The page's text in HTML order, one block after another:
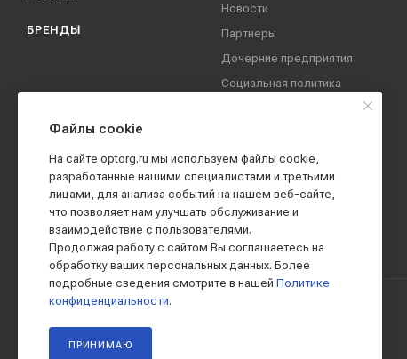
БРЕНДЫ
Новости
Партнеры
Дочерние предприятия
Социальная политика
Вакансии
Реквизиты
Контакты
Файлы cookie
На сайте optorg.ru мы используем файлы cookie,
разработанные нашими специалистами и третьими
лицами, для анализа событий на нашем веб-сайте,
что позволяет нам улучшать обслуживание и
взаимодействие с пользователями.
Продолжая работу с сайтом Вы соглашаетесь на
обработку ваших персональных данных. Более
подробные сведения смотрите в нашей Политике
конфиденциальности.
ПРИНИМАЮ